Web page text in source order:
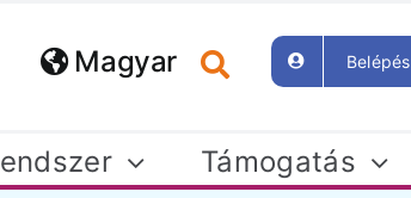
Magyar Belépés
Támogatás